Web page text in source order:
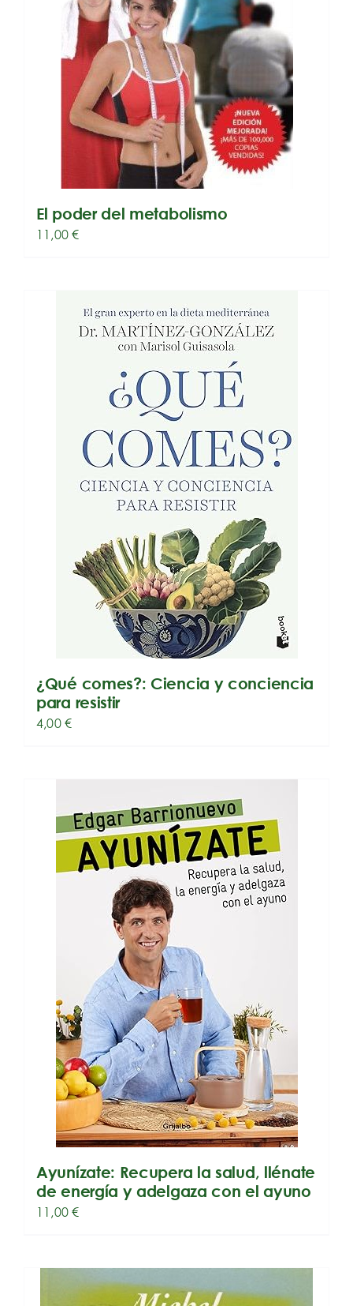
El poder del metabolismo
11,00€
¿Qué comes?: Ciencia y conciencia
para resistir
4,00€
Ayunízate: Recupera la salud, llénate
de energía y adelgaza con el ayuno
11,00€